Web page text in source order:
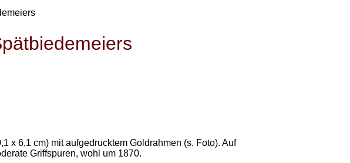
x 6,1 cm) mit aufgedrucktem Goldrahmen (s. Foto). Auf
Griffspuren, wohl um 1870.